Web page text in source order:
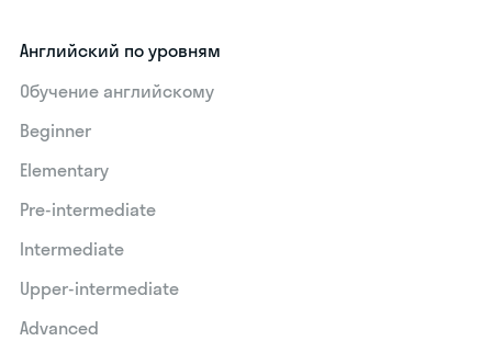
Английский по уровням
Обучение английскому
Beginner
Elementary
Pre-intermediate
Intermediate
Upper-intermediate
Advanced